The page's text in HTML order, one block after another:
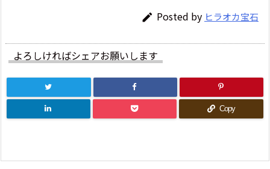
 Posted by ヒラオカ宝石
よろしければシェアお願いします
Copy